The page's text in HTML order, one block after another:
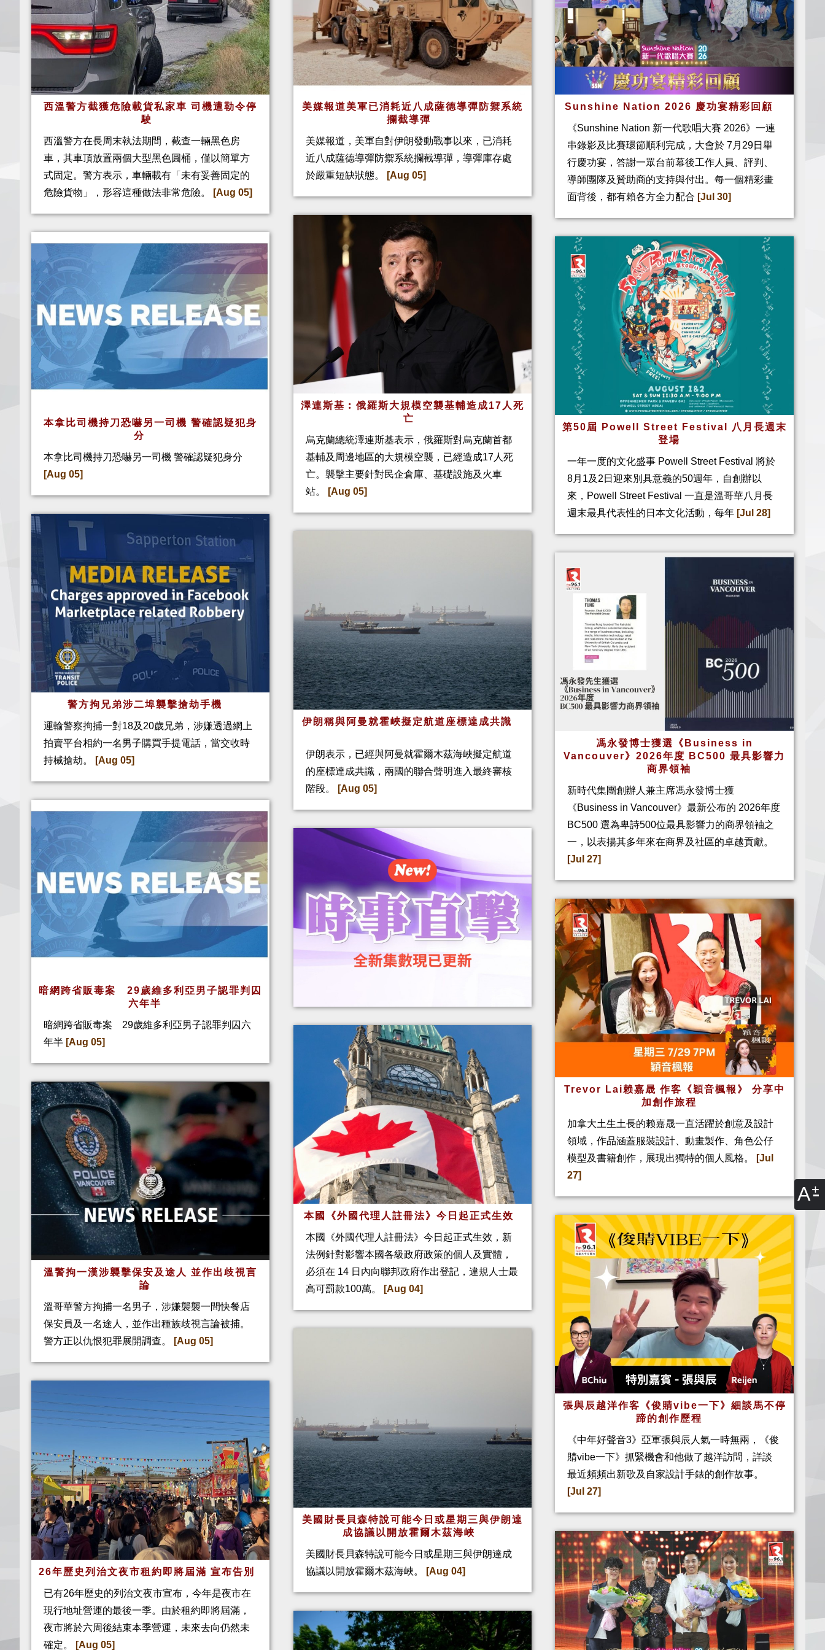
A
西溫警方截獲危險載貨私家車 司機遭勒令停
駛
西溫警方在長周末執法期間，截查一輛黑色房
車，其車頂放置兩個大型黑色圓桶，僅以簡單方
式固定。警方表示，車輛載有「未有妥善固定的
危險貨物」，形容這種做法非常危險。
[Aug 05]
本拿比司機持刀恐嚇另一司機 警確認疑犯身
分
本拿比司機持刀恐嚇另一司機 警確認疑犯身分
[Aug 05]
警方拘兄弟涉二埠襲擊搶劫手機
運輸警察拘捕一對18及20歲兄弟，涉嫌透過網上
拍賣平台相約一名男子購買手提電話，當交收時
持械搶劫。
[Aug 05]
暗網跨省販毒案 29歲維多利亞男子認罪判囚
六年半
暗網跨省販毒案 29歲維多利亞男子認罪判囚六
年半 [Aug 05]
溫警拘一漢涉襲擊保安及途人 並作出歧視言
論
溫哥華警方拘捕一名男子，涉嫌襲襲一間快餐店
保安員及一名途人，並作出種族歧視言論被捕。
警方正以仇恨犯罪展開調查。
[Aug 05]
26年歷史列治文夜市租約即將屆滿 宣布告別
已有26年歷史的列治文夜市宣布，今年是夜市在
現行地址營運的最後一季。由於租約即將屆滿，
夜市將於六周後結束本季營運，未來去向仍然未
確定。
[Aug 05]
美媒報道美軍已消耗近八成薩德導彈防禦系統
攔截導彈
美媒報道，美軍自對伊朗發動戰事以來，已消耗
近八成薩德導彈防禦系統攔截導彈，導彈庫存處
於嚴重短缺狀態。
[Aug 05]
澤連斯基︰俄羅斯大規模空襲基輔造成17人死
亡
烏克蘭總統澤連斯基表示，俄羅斯對烏克蘭首都
基輔及周邊地區的大規模空襲，已經造成17人死
亡。襲擊主要針對民企倉庫、基礎設施及火車
站。
[Aug 05]
伊朗稱與阿曼就霍峽擬定航道座標達成共識
伊朗表示，已經與阿曼就霍爾木茲海峽擬定航道
的座標達成共識，兩國的聯合聲明進入最終審核
階段。
[Aug 05]
本國《外國代理人註冊法》今日起正式生效
本國《外國代理人註冊法》今日起正式生效，新
法例針對影響本國各級政府政策的個人及實體，
必須在 14 日內向聯邦政府作出登記，違規人士最
高可罰款100萬。
[Aug 04]
美國財長貝森特說可能今日或星期三與伊朗達
成協議以開放霍爾木茲海峽
美國財長貝森特說可能今日或星期三與伊朗達成
協議以開放霍爾木茲海峽。
[Aug 04]
Sunshine Nation 2026 慶功宴精彩回顧
《Sunshine Nation 新一代歌唱大賽 2026》一連
串錄影及比賽環節順利完成，大會於 7月29日舉
行慶功宴，答謝一眾台前幕後工作人員、評判、
導師團隊及贊助商的支持與付出。每一個精彩畫
面背後，都有賴各方全力配合 [Jul 30]
第50屆 Powell Street Festival 八月長週末
登場
一年一度的文化盛事 Powell Street Festival 將於
8月1及2日迎來別具意義的50週年，自創辦以
來，Powell Street Festival 一直是溫哥華八月長
週末最具代表性的日本文化活動，每年 [Jul 28]
馮永發博士獲選《Business in
Vancouver》2026年度 BC500 最具影響力
商界領袖
新時代集團創辦人兼主席馮永發博士獲
《Business in Vancouver》最新公布的 2026年度
BC500 選為卑詩500位最具影響力的商界領袖之
一，以表揚其多年來在商界及社區的卓越貢獻。
[Jul 27]
Trevor Lai赖嘉晟 作客《穎音楓報》 分享中
加創作旅程
加拿大土生土長的赖嘉晟一直活躍於創意及設計
領域，作品涵蓋服裝設計、動畫製作、角色公仔
模型及書籍創作，展現出獨特的個人風格。
[Jul
27]
張與辰越洋作客《俊䝼vibe一下》細談馬不停
蹄的創作歷程
《中年好聲音3》亞軍張與辰人氣一時無兩，《俊
䝼vibe一下》抓緊機會和他做了越洋訪問，詳談
最近頻頻出新歌及自家設計手錶的創作故事。
[Jul 27]